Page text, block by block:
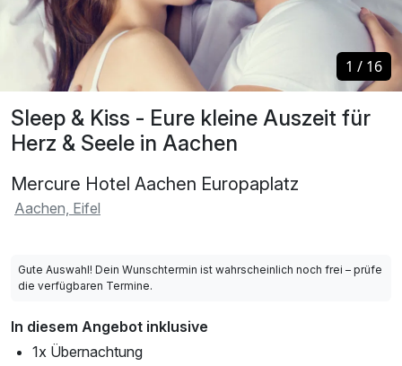
Sleep & Kiss - Eure kleine Auszeit für
Herz & Seele in Aachen
Mercure Hotel Aachen Europaplatz
Aachen, Eifel
1 / 16
1 / 16
Gute Auswahl! Dein Wunschtermin ist wahrscheinlich noch frei – prüfe
die verfügbaren Termine.
In diesem Angebot inklusive
1x Übernachtung